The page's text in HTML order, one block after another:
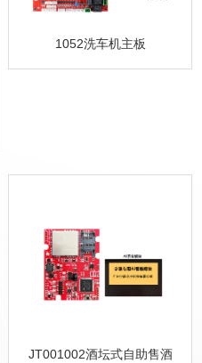
1052洗车机主板
JT001002酒坛式自助售酒